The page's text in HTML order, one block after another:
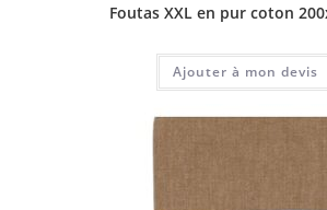
Foutas XXL en pur coton
Ajouter à mon devis